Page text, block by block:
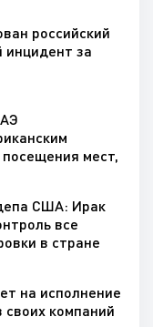
российский
за
мест,
и Израилем
США: Ирак
все
в стране
на исполнение
компаний